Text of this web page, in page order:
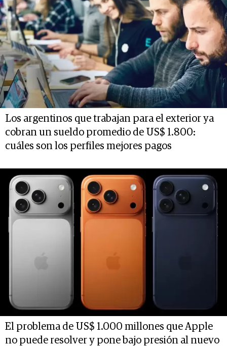
Los argentinos que trabajan para el exterior ya
cobran un sueldo promedio de US$ 1.800:
cuáles son los perfiles mejores pagos
El problema de US$ 1.000 millones que Apple
no puede resolver y pone bajo presión al nuevo